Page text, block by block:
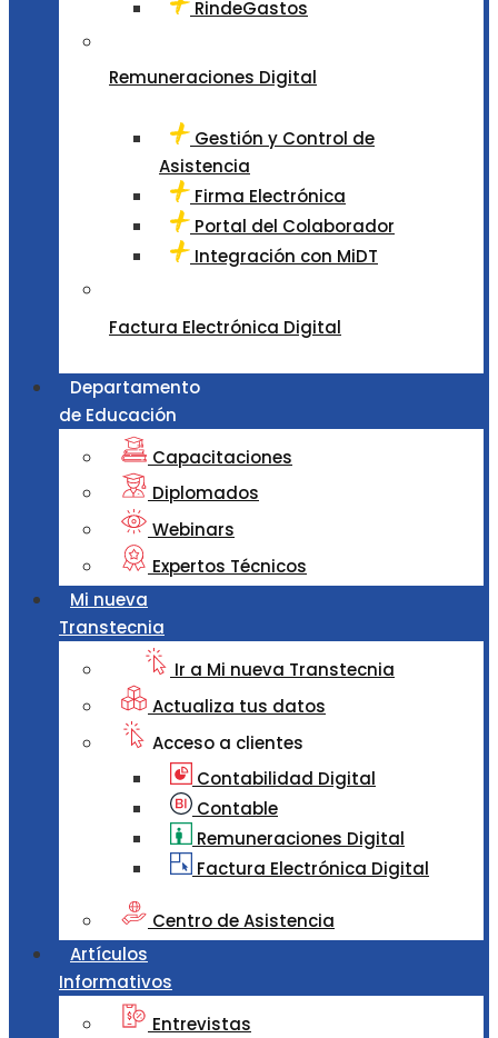
RindeGastos
Remuneraciones Digital
Gestión y Control de
Asistencia
Firma Electrónica
Portal del Colaborador
Integración con MiDT
Factura Electrónica Digital
Departamento
de Educación
Capacitaciones
Diplomados
Webinars
Expertos Técnicos
Mi nueva
Transtecnia
Ir a Mi nueva Transtecnia
Actualiza tus datos
Acceso a clientes
Contabilidad Digital
Contable
Remuneraciones Digital
Factura Electrónica Digital
Centro de Asistencia
Artículos
Informativos
Entrevistas